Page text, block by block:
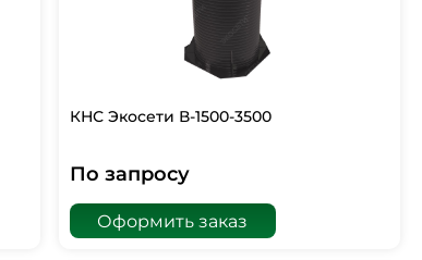
КНС Экосети В-1500-3500
По запросу
Оформить заказ